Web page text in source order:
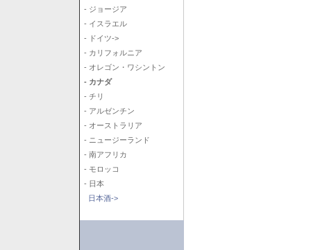
- ジョージア
- イスラエル
- ドイツ->
- カリフォルニア
- オレゴン・ワシントン
- カナダ
- チリ
- アルゼンチン
- オーストラリア
- ニュージーランド
- 南アフリカ
- モロッコ
- 日本
日本酒->